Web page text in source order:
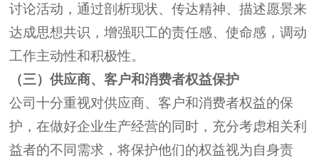
讨论活动，通过剖析现状、传达精神、描述愿景来
达成思想共识，增强职工的责任感、使命感，调动
工作主动性和积极性。
（三）供应商、客户和消费者权益保护
公司十分重视对供应商、客户和消费者权益的保
护，在做好企业生产经营的同时，充分考虑相关利
益者的不同需求，将保护他们的权益视为自身责